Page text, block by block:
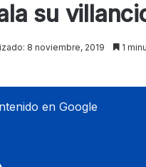
su
8 noviembre, 2019 1
en Google